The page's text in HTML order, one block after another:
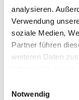
analysieren.
Verwendung
soziale Medien,
Partner führen
weiteren Daten
Notwendig